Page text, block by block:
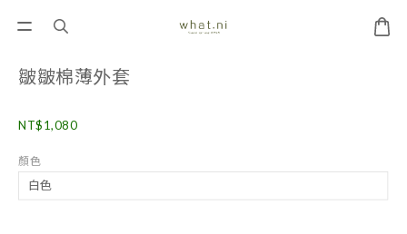
皺皺棉薄外套
NT$1,080
顏色